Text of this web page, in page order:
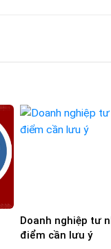
Doanh nghiệp tư
điểm cần lưu ý